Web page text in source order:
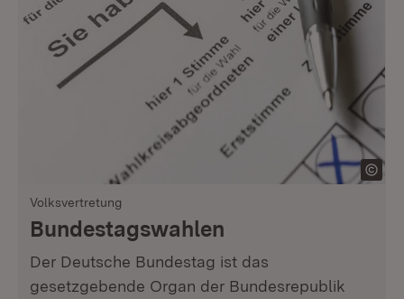
Volksvertretung
Bundestagswahlen
Der Deutsche Bundestag ist das
gesetzgebende Organ der Bundesrepublik